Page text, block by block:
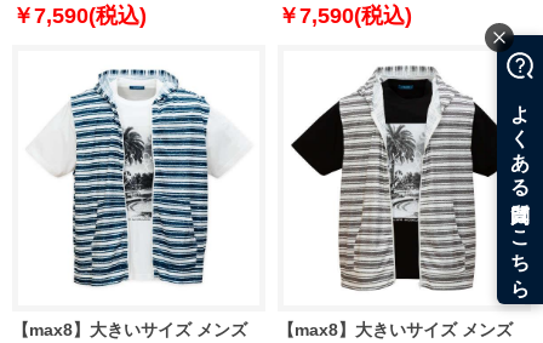
+ 半袖 Tシャツ ブラック×ブラッ
￥7,590(税込)
+ 半袖 Tシャツ ブルー×ホワイト
1258-5232-1 3L 4L 5L 6L 8L
￥7,590(税込)
【max8】大きいサイズ メンズ
【max8】大きいサイズ メンズ